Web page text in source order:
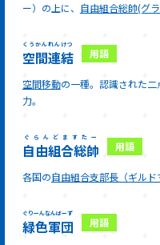
ー）の上に、 自由組合総帥(グ
空間連結
くうかんれんけつ
空間移動の一種。認識された
力。
自由組合総帥
ぐらんどますたー
各国の自由組合支部長（ギルド
緑色軍団
ぐりーんなんばーず